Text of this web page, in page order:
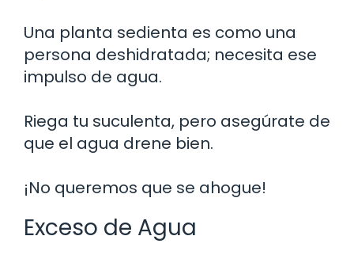
Una planta sedienta es como una
persona deshidratada; necesita ese
impulso de agua.
Riega tu suculenta, pero asegúrate de
que el agua drene bien.
¡No queremos que se ahogue!
Exceso de Agua